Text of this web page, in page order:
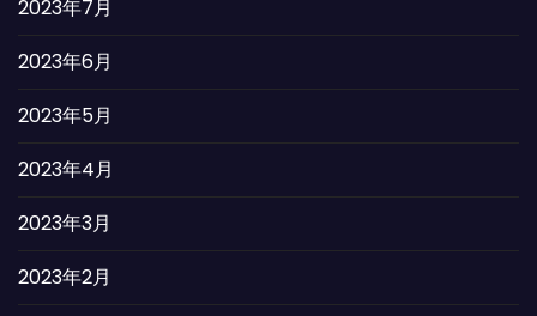
2023年7月
2023年6月
2023年5月
2023年4月
2023年3月
2023年2月